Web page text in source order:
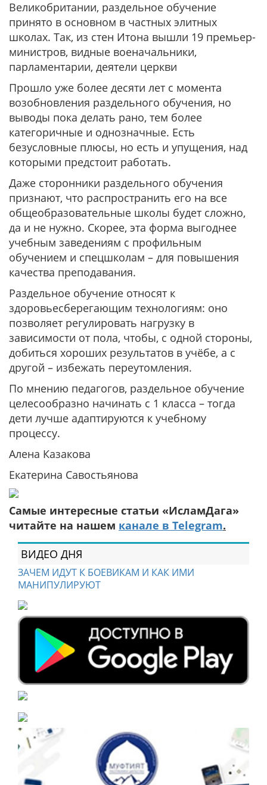
Великобритании, раздельное обучение
принято в основном в частных элитных
школах. Так, из стен Итона вышли 19 премьер-
министров, видные военачальники,
парламентарии, деятели церкви
Прошло уже более десяти лет с момента
возобновления раздельного обучения, но
выводы пока делать рано, тем более
категоричные и однозначные. Есть
безусловные плюсы, но есть и упущения, над
которыми предстоит работать.
Даже сторонники раздельного обучения
признают, что распространить его на все
общеобразовательные школы будет сложно,
да и не нужно. Скорее, эта форма выгоднее
учебным заведениям с профильным
обучением и спецшколам – для повышения
качества преподавания.
Раздельное обучение относят к
здоровьесберегающим технологиям: оно
позволяет регулировать нагрузку в
зависимости от пола, чтобы, с одной стороны,
добиться хороших результатов в учёбе, а с
другой – избежать переутомления.
По мнению педагогов, раздельное обучение
целесообразно начинать с 1 класса – тогда
дети лучше адаптируются к учебному
процессу.
Алена Казакова
Екатерина Савостьянова
Самые интересные статьи «ИсламДага»
читайте на нашем канале в Telegram.
ВИДЕО ДНЯ
ЗАЧЕМ ИДУТ К БОЕВИКАМ И КАК ИМИ
МАНИПУЛИРУЮТ